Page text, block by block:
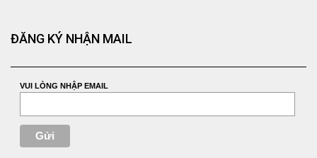
ĐĂNG KÝ NHẬN MAIL
VUI LÒNG NHẬP EMAIL